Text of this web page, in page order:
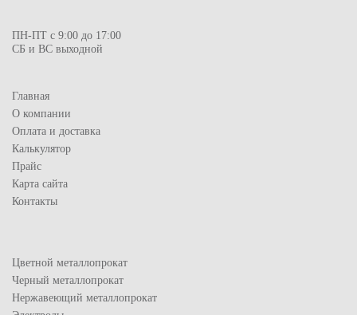
ПН-ПТ с 9:00 до 17:00
СБ и ВС выходной
Главная
О компании
Оплата и доставка
Калькулятор
Прайс
Карта сайта
Контакты
Цветной металлопрокат
Черный металлопрокат
Нержавеющий металлопрокат